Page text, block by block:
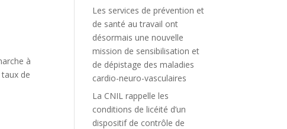
à
de
Les services de prévention et
de santé au travail ont
désormais une nouvelle
mission de sensibilisation et
de dépistage des maladies
cardio-neuro-vasculaires
La CNIL rappelle les
conditions de licéité d’un
dispositif de contrôle de